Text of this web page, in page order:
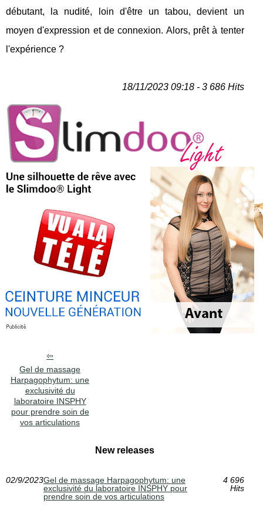
débutant, la nudité, loin d'être un tabou, devient un
moyen d'expression et de connexion. Alors, prêt à tenter
l'expérience ?
18/11/2023 09:18 - 3 686 Hits
Gel de massage
Harpagophytum: une
exclusivité du
laboratoire INSPHY
pour prendre soin de
vos articulations
New releases
02/9/2023Gel de massage Harpagophytum: une
exclusivité du laboratoire INSPHY pour
prendre soin de vos articulations
4 696
Hits